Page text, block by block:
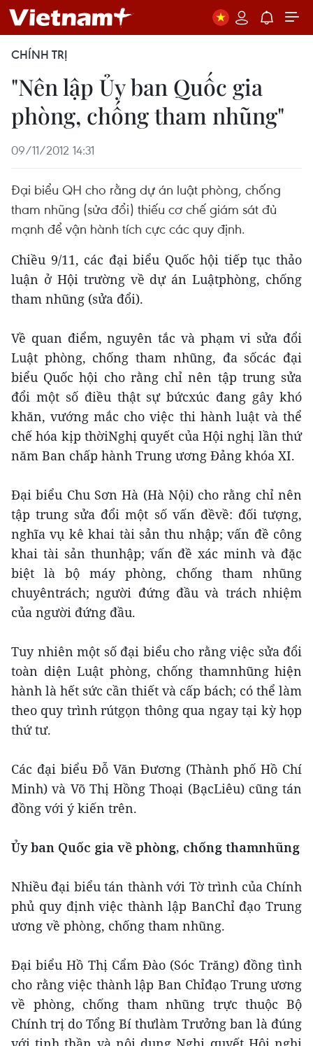
CHÍNH TRỊ
"Nên lập Ủy ban Quốc gia
phòng, chống tham nhũng"
09/11/2012 14:31
Đại biểu QH cho rằng dự án luật phòng, chống
tham nhũng (sửa đổi) thiếu cơ chế giám sát đủ
mạnh để vận hành tích cực các quy định.
Chiều 9/11, các đại biểu Quốc hội tiếp tục thảo
luận ở Hội trường về dự án Luậtphòng, chống
tham nhũng (sửa đổi).
Về quan điểm, nguyên tắc và phạm vi sửa đổi
Luật phòng, chống tham nhũng, đa sốcác đại
biểu Quốc hội cho rằng chỉ nên tập trung sửa
đổi một số điều thật sự bứcxúc đang gây khó
khăn, vướng mắc cho việc thi hành luật và thể
chế hóa kịp thờiNghị quyết của Hội nghị lần thứ
năm Ban chấp hành Trung ương Đảng khóa XI.
Đại biểu Chu Sơn Hà (Hà Nội) cho rằng chỉ nên
tập trung sửa đổi một số vấn đềvề: đối tượng,
nghĩa vụ kê khai tài sản thu nhập; vấn đề công
khai tài sản thunhập; vấn đề xác minh và đặc
biệt là bộ máy phòng, chống tham nhũng
chuyêntrách; người đứng đầu và trách nhiệm
của người đứng đầu.
Tuy nhiên một số đại biểu cho rằng việc sửa đổi
toàn diện Luật phòng, chống thamnhũng hiện
hành là hết sức cần thiết và cấp bách; có thể làm
theo quy trình rútgọn thông qua ngay tại kỳ họp
thứ tư.
Các đại biểu Đỗ Văn Đương (Thành phố Hồ Chí
Minh) và Võ Thị Hồng Thoại (BạcLiêu) cũng tán
đồng với ý kiến trên.
Ủy ban Quốc gia về phòng, chống thamnhũng
Nhiều đại biểu tán thành với Tờ trình của Chính
phủ quy định việc thành lập BanChỉ đạo Trung
ương về phòng, chống tham nhũng.
Đại biểu Hồ Thị Cẩm Đào (Sóc Trăng) đồng tình
cho rằng việc thành lập Ban Chỉđạo Trung ương
về phòng, chống tham nhũng trực thuộc Bộ
Chính trị do Tổng Bí thưlàm Trưởng ban là đúng